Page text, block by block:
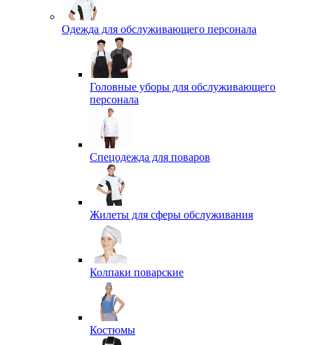
Одежда для обслуживающего персонала
Головные уборы для обслуживающего
персонала
Спецодежда для поваров
Жилеты для сферы обслуживания
Колпаки поварские
Костюмы